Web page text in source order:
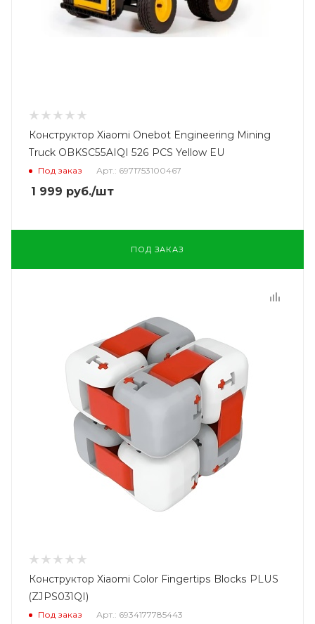
Конструктор Xiaomi Onebot Engineering Mining
Truck OBKSC55AIQI 526 PCS Yellow EU
Под заказ Арт.: 6971753100467
1 999 руб./шт
ПОД ЗАКАЗ
Конструктор Xiaomi Color Fingertips Blocks PLUS
(ZJPS031QI)
Под заказ Арт.: 6934177785443